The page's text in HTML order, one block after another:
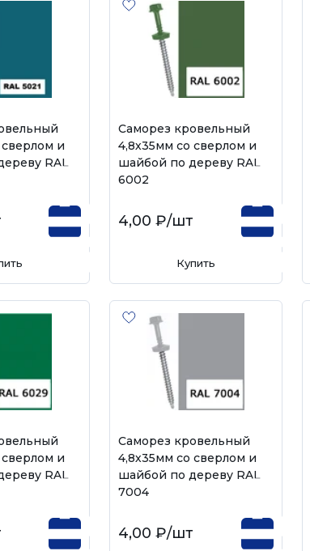
и
RAL
Саморез кровельный
4,8х35мм со сверлом и
шайбой по дереву RAL
6002
4,00 ₽/шт
Купить
и
RAL
Саморез кровельный
4,8х35мм со сверлом и
шайбой по дереву RAL
7004
4,00 ₽/шт